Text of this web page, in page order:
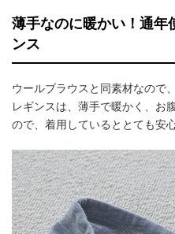
薄手なのに暖かい！通年
ンス
ウールブラウスと同素材なので
レギンスは、薄手で暖かく、お
ので、着用しているととても安